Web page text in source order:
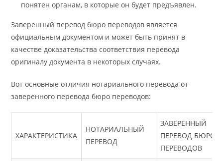
понятен органам, в которые он будет предъявлен.
Заверенный перевод бюро переводов является
официальным документом и может быть принят в
качестве доказательства соответствия перевода
оригиналу документа в некоторых случаях.
Вот основные отличия нотариального перевода от
заверенного перевода бюро переводов:
ХАРАКТЕРИСТИКА
НОТАРИАЛЬНЫЙ
ПЕРЕВОД
ЗАВЕРЕННЫЙ
ПЕРЕВОД БЮРО
ПЕРЕВОДОВ